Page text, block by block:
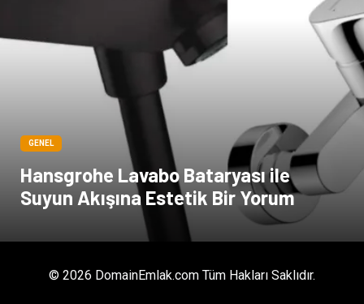
GENEL
Hansgrohe Lavabo Bataryası ile
Suyun Akışına Estetik Bir Yorum
© 2026 DomainEmlak.com Tüm Hakları Saklıdır.